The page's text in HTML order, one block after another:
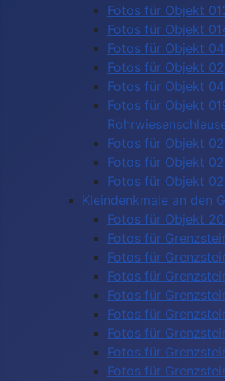
Fotos für Objekt
Fotos für Objekt
Fotos für Objekt
Fotos für Objekt
Fotos für Objekt
Fotos für Objekt
Fotos für Objekt
Fotos für Objekt
Fotos für Objekt
Kleindenkmale an den
Fotos für Objekt
Fotos für
Fotos für
Fotos für
Fotos für
Fotos für
Fotos für
Fotos für
Fotos für